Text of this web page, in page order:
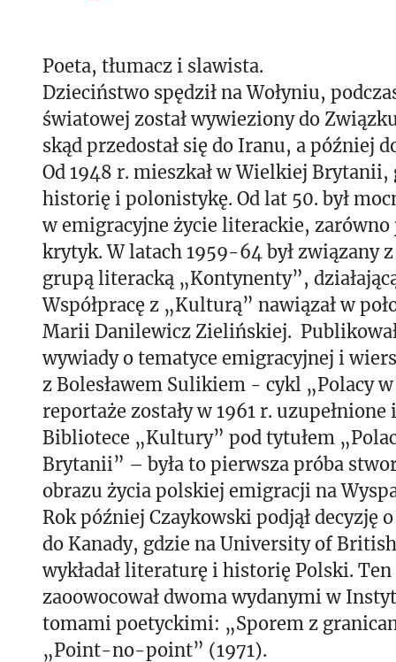
Poeta, tłumacz i slawista.
Dzieciństwo spędził na Wołyniu,
światowej został wywieziony do
skąd przedostał się do Iranu, a później
Od 1948 r. mieszkał w Wielkiej Brytanii,
historię i polonistykę. Od lat 50. był
w emigracyjne życie literackie, zarówno
krytyk. W latach 1959-64 był związany
grupą literacką „Kontynenty”,
Współpracę z „Kulturą” nawiązał w
Marii Danilewicz Zielińskiej.
wywiady o tematyce emigracyjnej i
z Bolesławem Sulikiem - cykl „Polacy
reportaże zostały w 1961 r.
Bibliotece „Kultury” pod tytułem
Brytanii” – była to pierwsza próba
obrazu życia polskiej emigracji na
Rok później Czaykowski podjął decyzję
do Kanady, gdzie na University of
wykładał literaturę i historię Polski. Ten
zaoowocował dwoma wydanymi w
tomami poetyckimi: „Sporem z
„Point-no-point” (1971).